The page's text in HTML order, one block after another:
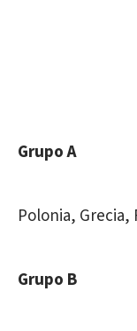
Grupo A
Polonia, Grecia,
Grupo B